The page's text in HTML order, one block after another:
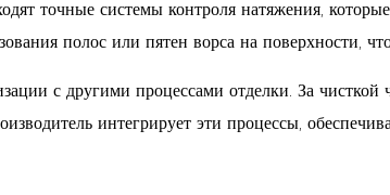
точные системы контроля натяжения,
полос или пятен ворса на поверхности,
с другими процессами отделки. За чисткой
интегрирует эти процессы,